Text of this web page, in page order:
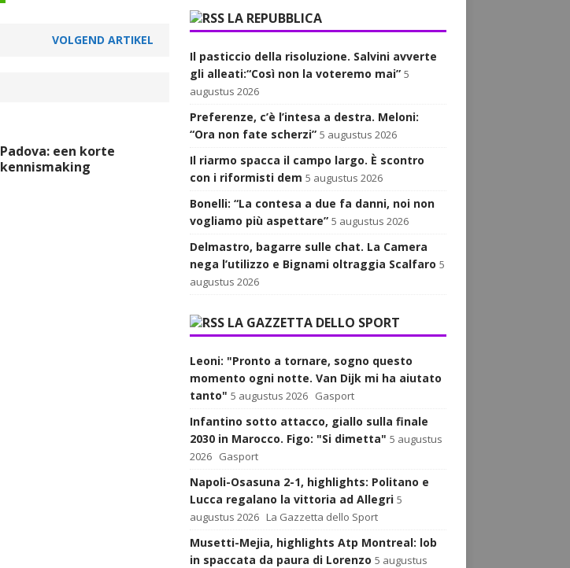
VOLGEND ARTIKEL
Padova: een korte
kennismaking
LA REPUBBLICA
Il pasticcio della risoluzione. Salvini avverte
gli alleati:“Così non la voteremo mai” 5
augustus 2026
Preferenze, c’è l’intesa a destra. Meloni:
“Ora non fate scherzi” 5 augustus 2026
Il riarmo spacca il campo largo. È scontro
con i riformisti dem 5 augustus 2026
Bonelli: “La contesa a due fa danni, noi non
vogliamo più aspettare” 5 augustus 2026
Delmastro, bagarre sulle chat. La Camera
nega l’utilizzo e Bignami oltraggia Scalfaro 5
augustus 2026
LA GAZZETTA DELLO SPORT
Leoni: "Pronto a tornare, sogno questo
momento ogni notte. Van Dijk mi ha aiutato
tanto" 5 augustus 2026 Gasport
Infantino sotto attacco, giallo sulla finale
2030 in Marocco. Figo: "Si dimetta" 5 augustus
2026 Gasport
Napoli-Osasuna 2-1, highlights: Politano e
Lucca regalano la vittoria ad Allegri 5
augustus 2026 La Gazzetta dello Sport
Musetti-Mejia, highlights Atp Montreal: lob
in spaccata da paura di Lorenzo 5 augustus